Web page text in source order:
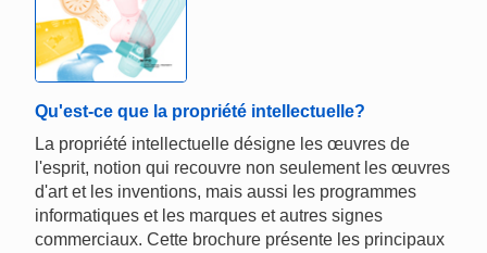
Qu'est-ce que la propriété intellectuelle?
La propriété intellectuelle désigne les œuvres de
l'esprit, notion qui recouvre non seulement les œuvres
d'art et les inventions, mais aussi les programmes
informatiques et les marques et autres signes
commerciaux. Cette brochure présente les principaux